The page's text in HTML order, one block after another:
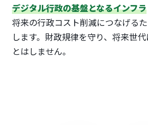
デジタル行政の基盤となるインフラ
将来の行政コスト削減につなげる
します。財政規律を守り、将来世
とはしません。